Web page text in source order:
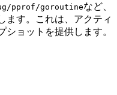
pprof/goroutineなど、
ます。これは、アクティ
ョットを提供します。